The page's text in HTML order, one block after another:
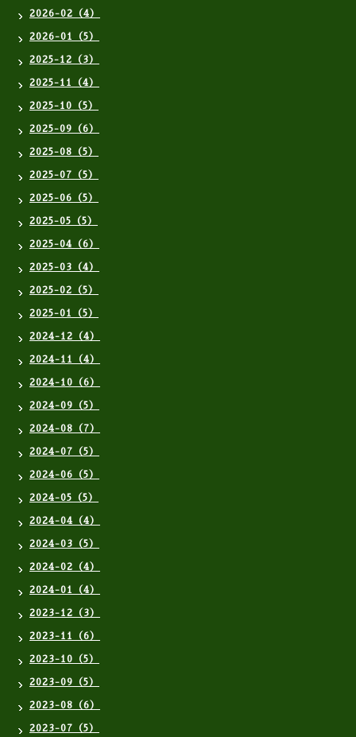
2026-02（4）
2026-01（5）
2025-12（3）
2025-11（4）
2025-10（5）
2025-09（6）
2025-08（5）
2025-07（5）
2025-06（5）
2025-05（5）
2025-04（6）
2025-03（4）
2025-02（5）
2025-01（5）
2024-12（4）
2024-11（4）
2024-10（6）
2024-09（5）
2024-08（7）
2024-07（5）
2024-06（5）
2024-05（5）
2024-04（4）
2024-03（5）
2024-02（4）
2024-01（4）
2023-12（3）
2023-11（6）
2023-10（5）
2023-09（5）
2023-08（6）
2023-07（5）